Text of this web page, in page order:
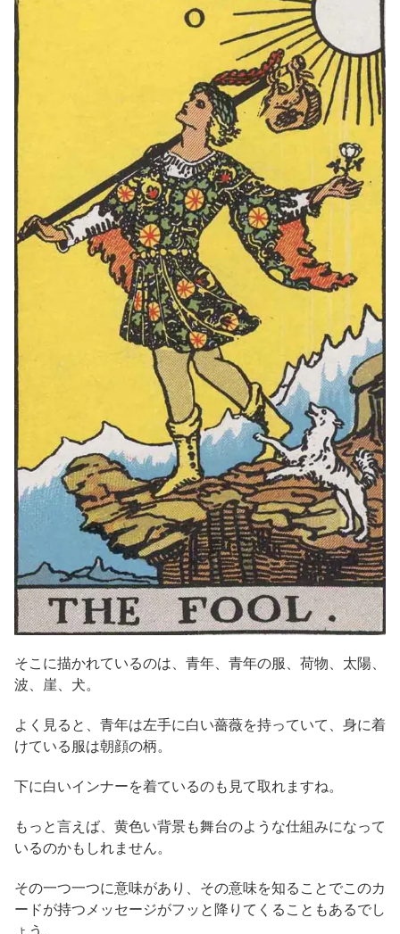
そこに描かれているのは、青年、青年の服、荷物、太陽、
波、崖、犬。
よく見ると、青年は左手に白い薔薇を持っていて、身に着
けている服は朝顔の柄。
下に白いインナーを着ているのも見て取れますね。
もっと言えば、黄色い背景も舞台のような仕組みになって
いるのかもしれません。
その一つ一つに意味があり、その意味を知ることでこのカ
ードが持つメッセージがフッと降りてくることもあるでし
ょう。